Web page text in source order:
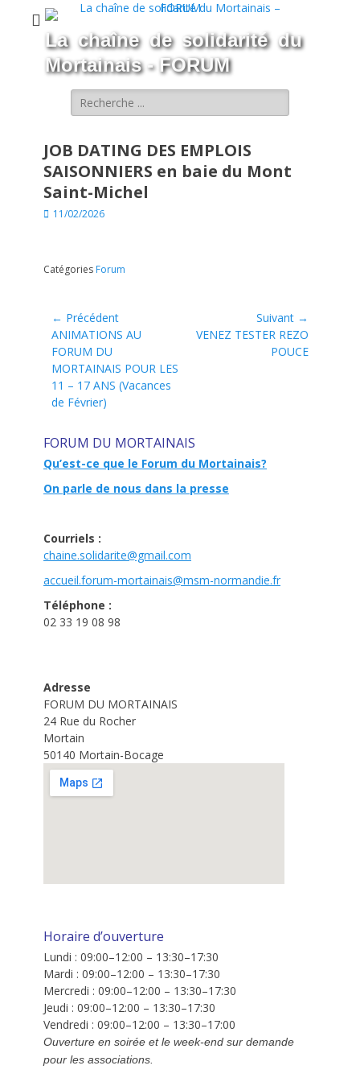
La chaîne de solidarité du
Mortainais - FORUM
Rechercher :
JOB DATING DES EMPLOIS
SAISONNIERS en baie du Mont
Saint-Michel
Posted
11/02/2026
Catégories Forum
Navigation
de
l’article
← Précédent
Article
précédent :
ANIMATIONS AU
FORUM DU
MORTAINAIS POUR LES
11 – 17 ANS (Vacances
de Février)
Suivant →
Article
VENEZ TESTER REZO
POUCE
FORUM DU MORTAINAIS
Qu’est-ce que le Forum du Mortainais?
On parle de nous dans la presse
Courriels :
chaine.solidarite@gmail.com
accueil.forum-mortainais@msm-normandie.fr
Téléphone :
02 33 19 08 98
Adresse
FORUM DU MORTAINAIS
24 Rue du Rocher
Mortain
50140 Mortain-Bocage
Horaire d’ouverture
Lundi : 09:00–12:00 – 13:30–17:30
Mardi : 09:00–12:00 – 13:30–17:30
Mercredi : 09:00–12:00 – 13:30–17:30
Jeudi : 09:00–12:00 – 13:30–17:30
Vendredi : 09:00–12:00 – 13:30–17:00
Ouverture en soirée et le week-end sur demande
pour les associations.